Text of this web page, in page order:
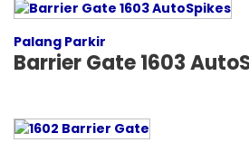
Palang Parkir
Barrier Gate 1603